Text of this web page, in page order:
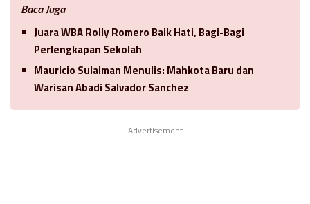
Baca Juga
Juara WBA Rolly Romero Baik Hati, Bagi-Bagi
Perlengkapan Sekolah
Mauricio Sulaiman Menulis: Mahkota Baru dan
Warisan Abadi Salvador Sanchez
Advertisement